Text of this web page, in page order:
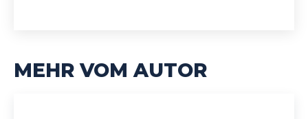
MEHR VOM AUTOR